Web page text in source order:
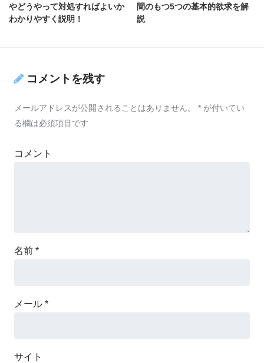
やどうやって対処すればよいか
わかりやすく説明！
間のもつ5つの基本的欲求を解
説
コメントを残す
メールアドレスが公開されることはありません。 * が付いてい
る欄は必須項目です
コメント
名前 *
メール *
サイト